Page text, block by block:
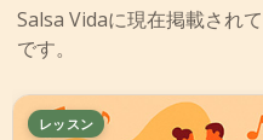
Salsa Vidaに現在掲載され
です。
レッスン